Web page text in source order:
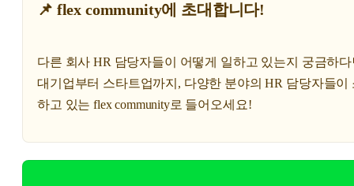
📌 flex community에 초대합니다!
다른 회사 HR 담당자들이 어떻게 일하고 있는지 궁금하다
대기업부터 스타트업까지, 다양한 분야의 HR 담당자들이
하고 있는 flex community로 들어오세요!